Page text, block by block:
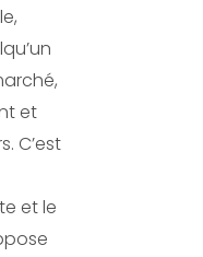
et
C’est
et le